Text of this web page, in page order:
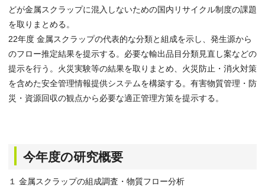
どが金属スクラップに混入しないための国内リサイクル制度の課題
を取りまとめる。
22年度 金属スクラップの代表的な分類と組成を示し、発生源から
のフロー推定結果を提示する。必要な輸出品目分類見直し案などの
提示を行う。火災実験等の結果を取りまとめ、火災防止・消火対策
を含めた安全管理情報提供システムを構築する。有害物質管理・防
災・資源回収の観点から必要な適正管理方策を提示する。
今年度の研究概要
１ 金属スクラップの組成調査・物質フロー分析